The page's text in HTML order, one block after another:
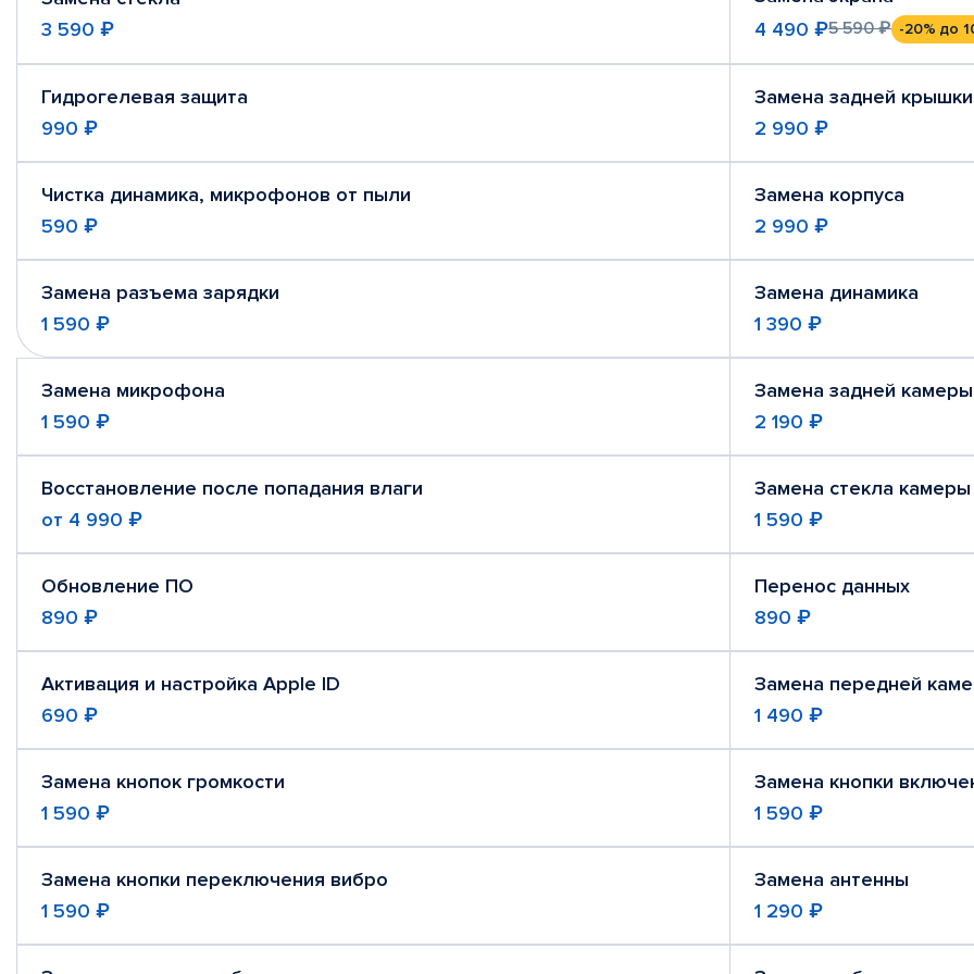
3 590 ₽
4 490 ₽5 590 ₽ -20% до
Гидрогелевая защита
990 ₽
Замена задней крышки
2 990 ₽
Чистка динамика, микрофонов от пыли
590 ₽
Замена корпуса
2 990 ₽
Замена разъема зарядки
1 590 ₽
Замена динамика
1 390 ₽
Замена микрофона
1 590 ₽
Замена задней камеры
2 190 ₽
Восстановление после попадания влаги
от 4 990 ₽
Замена стекла камеры
1 590 ₽
Обновление ПО
890 ₽
Перенос данных
890 ₽
Активация и настройка Apple ID
690 ₽
Замена передней
1 490 ₽
Замена кнопок громкости
1 590 ₽
Замена кнопки
1 590 ₽
Замена кнопки переключения вибро
1 590 ₽
Замена антенны
1 290 ₽